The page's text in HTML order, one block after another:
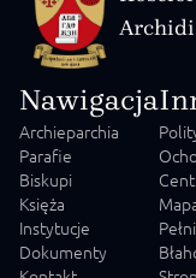
Nawigacja
Archieparchia
Parafie
Biskupi
Księża
Instytucje
Dokumenty